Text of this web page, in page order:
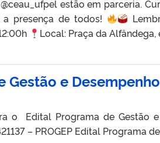
estão em parceria.
presença de todos!
Local: Praça da
Gestão e
o Edital Programa de Gestão
– PROGEP Edital Programa